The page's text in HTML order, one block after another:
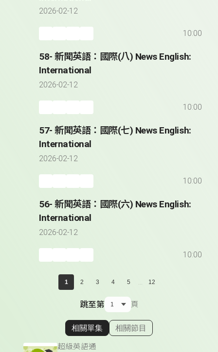
2026-02-12
10:00
58- 新聞英語：國際(八) News English:
International
2026-02-12
10:00
57- 新聞英語：國際(七) News English:
International
2026-02-12
10:00
56- 新聞英語：國際(六) News English:
International
2026-02-12
10:00
1 2 3 4 5 ... 12
跳至第 頁
顯示相關單集
相關單集 相關節目
超級英語通